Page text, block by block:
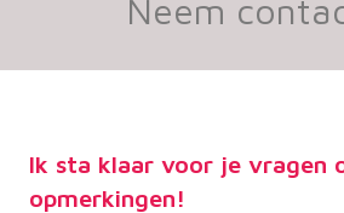
Neem
Ik sta klaar voor je vragen
opmerkingen!